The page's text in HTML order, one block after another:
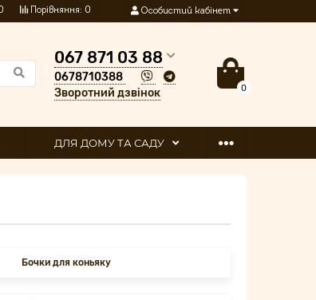
Особистий кабінет
Порівняння: 0
067 871 03 88
0678710388
Зворотний дзвінок
0
ДЛЯ ДОМУ ТА САДУ
Бочки для коньяку